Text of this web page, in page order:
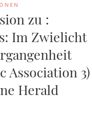
zu :
Im Zwielicht
Association 3)
Herald